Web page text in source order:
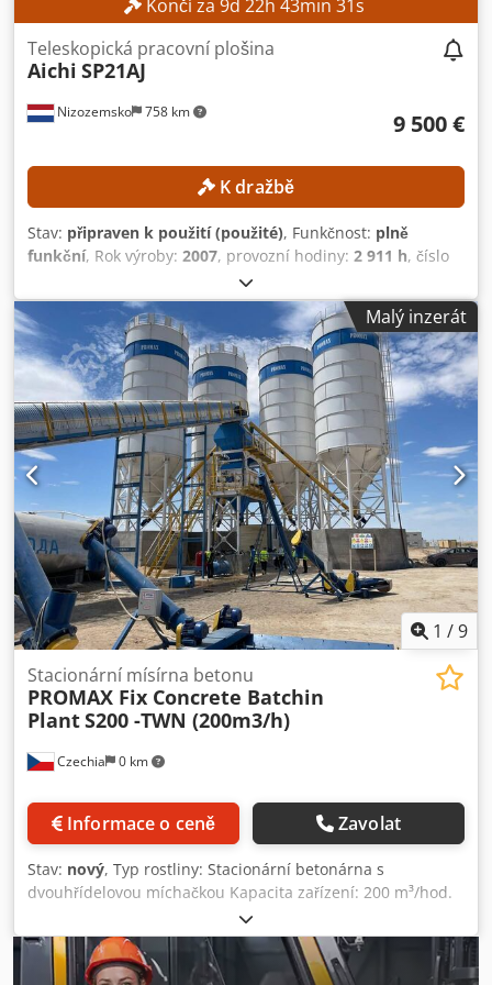
Končí za 9d 22h 43min 29s
Nizozemsko 758 km
Teleskopická pracovní plošina
Aichi SP21AJ
9 500 €
K dražbě
Stav: připraven k použití (použité), Funkčnost: plně
funkční, Rok výroby: 2007, provozní hodiny: 2 911 h, číslo
, nosnost:
11 570 mm, transportní šířka:2 430 mm, dopravní výška:
2 640 mm, pracovní výška: 23 000 mm, TECHNICKÉ
PARAMETRY Pracovní výška: 23 000 mm Výška plošiny: 21
000 mm Nosnost plošiny: 250 kg Dkodpfezrmucox Ai Ner
PARAMETRY STROJE Typ paliva: nafta Pneumatiky:
vzduchové pneumatiky Provozní hodiny: 2 911 h Rozměry a
hmotnost Transportní rozměry (d × š × v): 11 570 × 2 430 ×
2 640 mm Provozní hmotnost: 14 700 kg VYBAVENÍ
Dokumentace k dispozici CE označení k dispozici CE
certifikát k dispozici
Malý inzerát
1 /9
Czechia 0 km
Stacionární mísírna betonu
PROMAX Fix Concrete Batchin
PlantS200 -TWN (200m3/h)
Informace o ceně Zavolat
Stav: nový, Typ rostliny: Stacionární betonárna s
dvouhřídelovou míchačkou Kapacita zařízení: 200 m³/hod.
míchání čerstvého stlačeného betonu Kapacita míchačky:
7500/5000 l (5 m³ stlačeného betonu) Značka centrálního
mazacího systému: ILC (vyrobeno v Itálii) Řídicí systém: